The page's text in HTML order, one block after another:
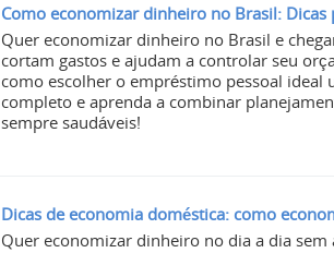
Como economizar dinheiro no Brasil:
Quer economizar dinheiro no Brasil e
cortam gastos e ajudam a controlar seu
como escolher o empréstimo pessoal ideal
completo e aprenda a combinar
sempre saudáveis!
Dicas de economia doméstica: como
Quer economizar dinheiro no dia a dia